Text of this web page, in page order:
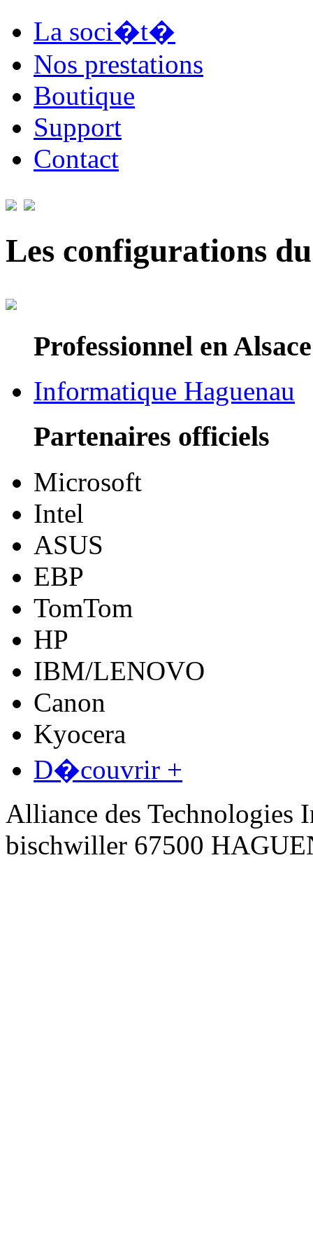
La soci�t�
Nos prestations
Boutique
Support
Contact
Les configurations
Professionnel en Alsace
Informatique Haguenau
Partenaires officiels
Microsoft
Intel
ASUS
EBP
TomTom
HP
IBM/LENOVO
Canon
Kyocera
D�couvrir +
Alliance des Technologies
bischwiller 67500